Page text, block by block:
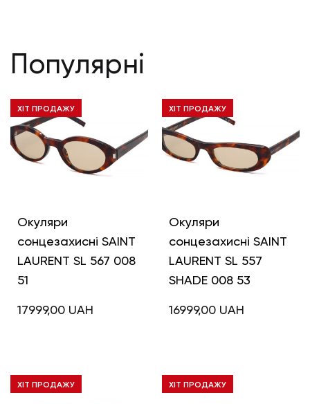
Популярні
ХІТ ПРОДАЖУ
Окуляри
сонцезахисні SAINT
LAURENT SL 567 008
51
17999,00 UAH
ХІТ ПРОДАЖУ
Окуляри
сонцезахисні SAINT
LAURENT SL 557
SHADE 008 53
16999,00 UAH
ХІТ ПРОДАЖУ ХІТ ПРОДАЖУ